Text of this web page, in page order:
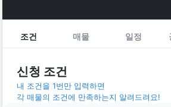
조건 매물 일정
신청 조건
내 조건을 1번만 입력하면
각 매물의 조건에 만족하는지 알려드려요!